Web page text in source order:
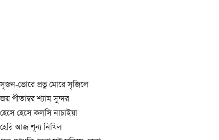
সৃজন-ভোরে প্রভু মোরে সৃজিলে
জয় পীতাম্বর শ্যাম সুন্দর
হেসে হেসে কল্‌সি নাচাইয়া
হেরি আজ শূন্য নিখিল